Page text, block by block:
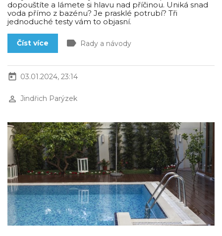
dopouštíte a lámete si hlavu nad příčinou. Uniká snad
voda přímo z bazénu? Je prasklé potrubí? Tři
jednoduché testy vám to objasní.
Číst více label Rady a návody
today 03.01.2024, 23:14
perm_identity Jindřich Parýzek